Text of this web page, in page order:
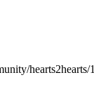
hearts2hearts/